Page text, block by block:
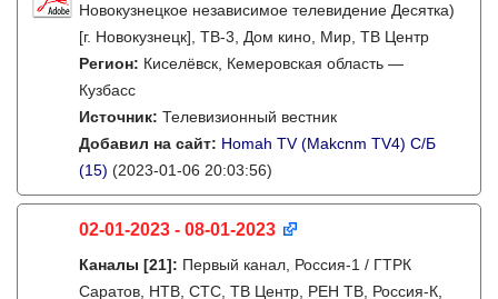
Новокузнецкое независимое телевидение Десятка)
[г. Новокузнецк], ТВ-3, Дом кино, Мир, ТВ Центр
Регион: Киселёвск, Кемеровская область —
Кузбасс
Источник: Телевизионный вестник
Добавил на сайт: Homah TV (Makcnm TV4) C/Б
(15) (2023-01-06 20:03:56)
02-01-2023 - 08-01-2023
Каналы [21]: Первый канал, Россия-1 / ГТРК
Саратов, НТВ, СТС, ТВ Центр, РЕН ТВ, Россия-К,